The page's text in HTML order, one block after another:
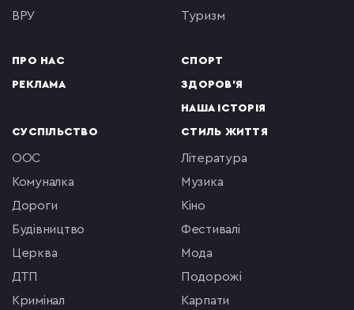
ВРУ
ПРО НАС
РЕКЛАМА
туризм
СПОРТ
ЗДОРОВ'Я
НАША ІСТОРІЯ
СУСПІЛЬСТВО
ООС
комуналка
Дороги
будівництво
церква
ДТП
кримінал
СТИЛЬ ЖИТТЯ
література
музика
кіно
фестивалі
мода
подорожі
Карпати